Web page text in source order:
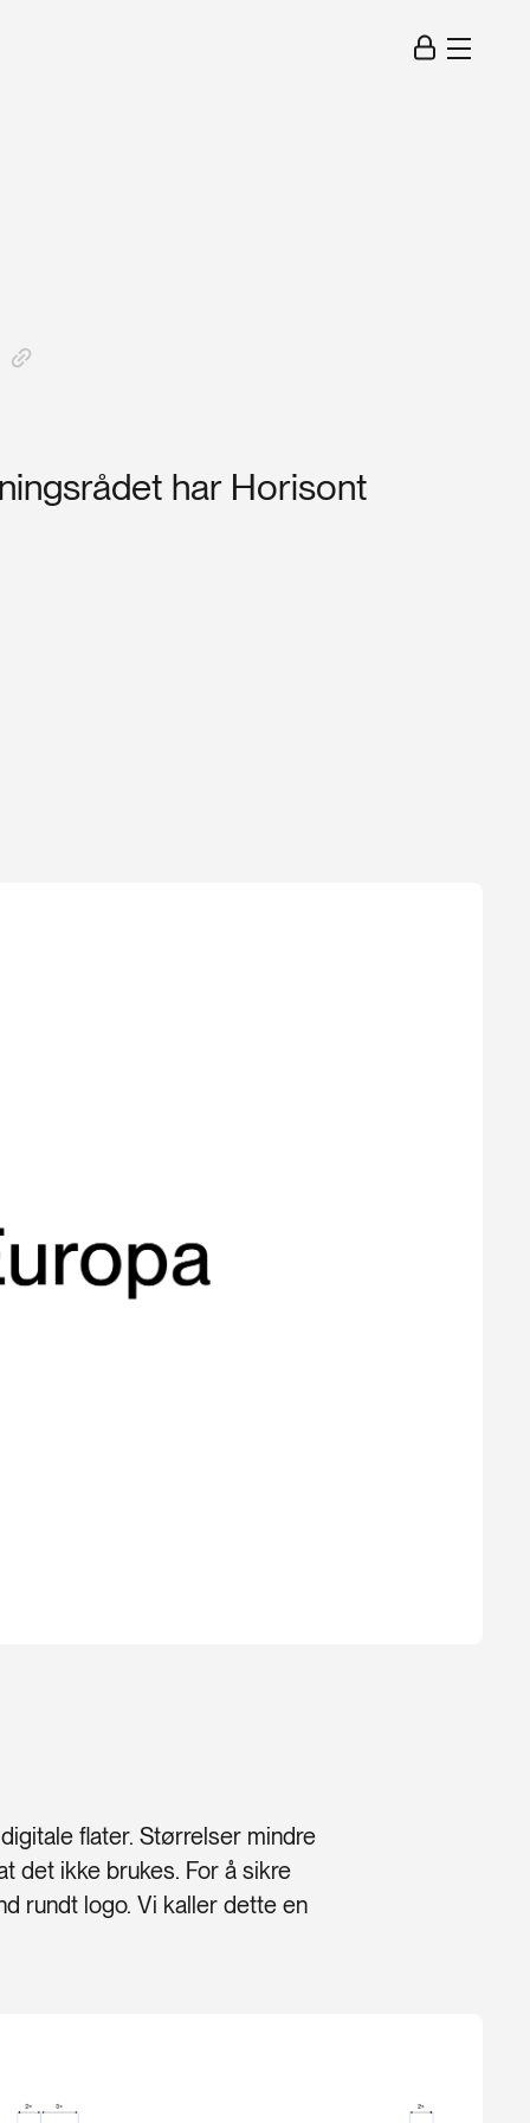
har Horisont
flater. Størrelser mindre
det ikke brukes. For å sikre
rundt logo. Vi kaller dette en